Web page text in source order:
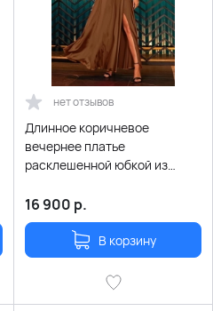
нет отзывов
Длинное коричневое
вечернее платье
расклешенной юбкой из
16 900 р.
В корзину